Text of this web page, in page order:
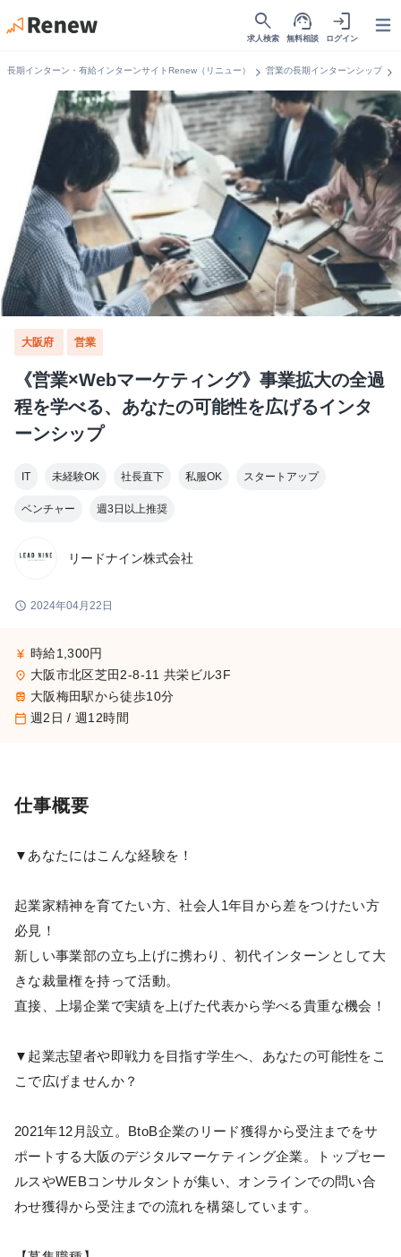
search
求人検索
support_agent
無料相談
login
ログイン
長期インターン・有給インターンサイトRenew（リニュー） chevron_right 営業の長期インターンシップchevron_right
大阪府 営業
《営業×Webマーケティング》事業拡大の全過
程を学べる、あなたの可能性を広げるインタ
ーンシップ
IT 未経験OK 社長直下 私服OK スタートアップ
ベンチャー 週3日以上推奨
リードナイン株式会社
schedule 2024年04月22日
currency_yen 時給1,300円
place 大阪市北区芝田2-8-11 共栄ビル3F
train 大阪梅田駅から徒歩10分
calendar_today 週2日 / 週12時間
仕事概要
▼あなたにはこんな経験を！
起業家精神を育てたい方、社会人1年目から差をつけたい方
必見！
新しい事業部の立ち上げに携わり、初代インターンとして大
きな裁量権を持って活動。
直接、上場企業で実績を上げた代表から学べる貴重な機会！
▼起業志望者や即戦力を目指す学生へ、あなたの可能性をこ
こで広げませんか？
2021年12月設立。BtoB企業のリード獲得から受注までをサ
ポートする大阪のデジタルマーケティング企業。トップセー
ルスやWEBコンサルタントが集い、オンラインでの問い合
わせ獲得から受注までの流れを構築しています。